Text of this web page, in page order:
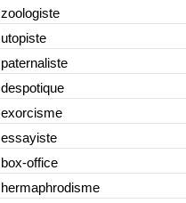
zoologiste
utopiste
paternaliste
despotique
exorcisme
essayiste
box-office
hermaphrodisme